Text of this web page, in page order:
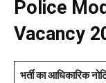
Police
Vacancy
भर्ती का आधिकारिक